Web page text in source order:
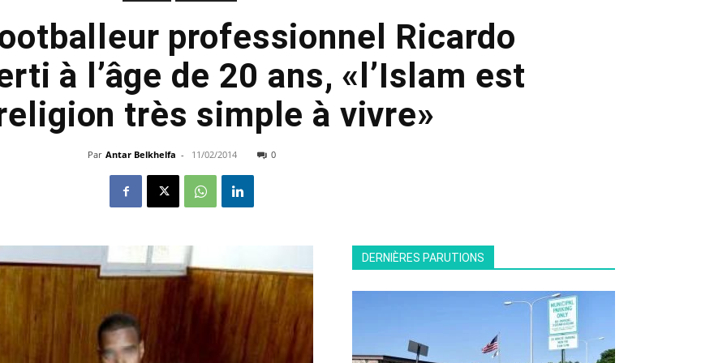
professionnel Ricardo
à l’âge de 20 ans, «l’Islam est
très simple à vivre»
Par Antar Belkhelfa - 11/02/2014 0
DERNIÈRES PARUTIONS